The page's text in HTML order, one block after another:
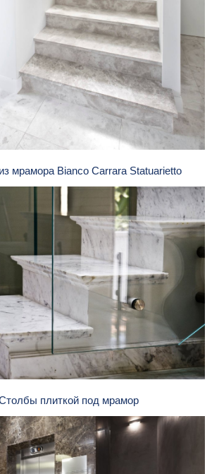
мрамора Bianco Carrara Statuarietto
плиткой под мрамор